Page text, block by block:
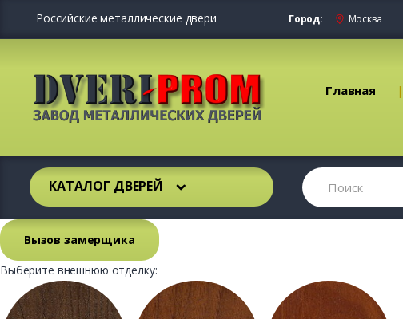
Российские металлические двери Город: Москва
Главная
КАТАЛОГ ДВЕРЕЙ
Вызов замерщика
Выберите внешнюю отделку: